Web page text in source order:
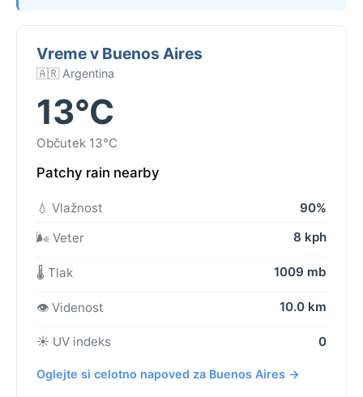
Vreme v Buenos Aires
🇦🇷 Argentina
13°C
Občutek 13°C
Patchy rain nearby
💧 Vlažnost
90%
🌬️ Veter
8 kph
🌡️ Tlak 1009 mb
👁️ Videnost 10.0 km
☀️ UV indeks 0
Oglejte si celotno napoved za Buenos Aires →